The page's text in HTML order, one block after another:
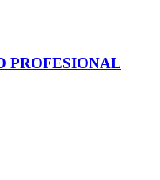
PROFESIONAL